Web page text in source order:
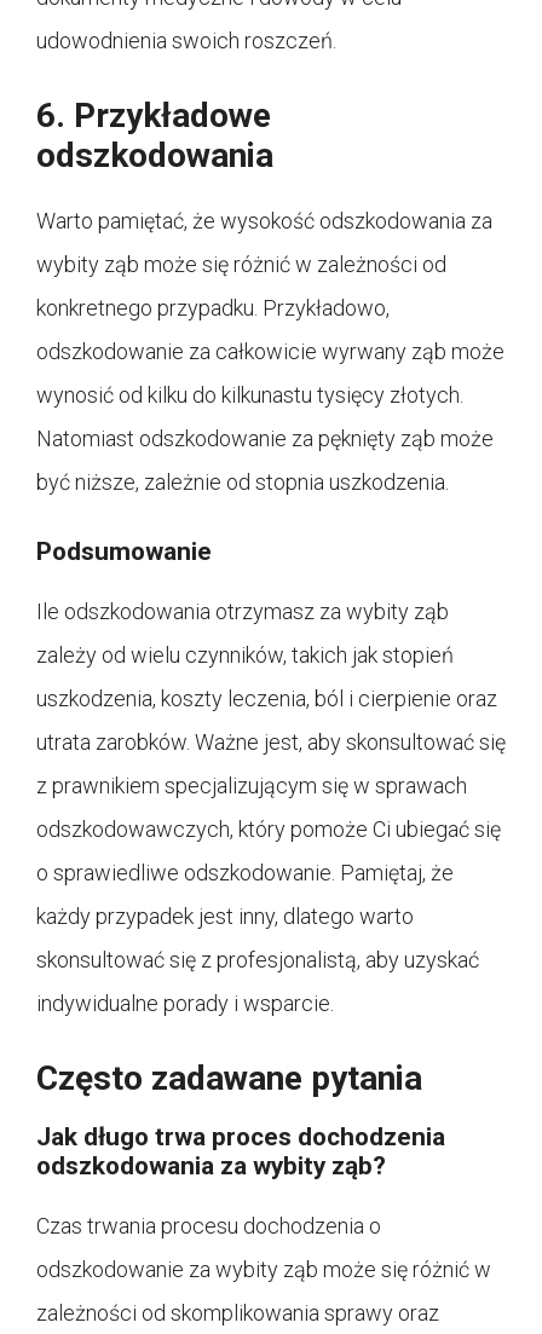
udowodnienia swoich roszczeń.
6. Przykładowe
odszkodowania
Warto pamiętać, że wysokość odszkodowania za
wybity ząb może się różnić w zależności od
konkretnego przypadku. Przykładowo,
odszkodowanie za całkowicie wyrwany ząb może
wynosić od kilku do kilkunastu tysięcy złotych.
Natomiast odszkodowanie za pęknięty ząb może
być niższe, zależnie od stopnia uszkodzenia.
Podsumowanie
Ile odszkodowania otrzymasz za wybity ząb
zależy od wielu czynników, takich jak stopień
uszkodzenia, koszty leczenia, ból i cierpienie oraz
utrata zarobków. Ważne jest, aby skonsultować się
z prawnikiem specjalizującym się w sprawach
odszkodowawczych, który pomoże Ci ubiegać się
o sprawiedliwe odszkodowanie. Pamiętaj, że
każdy przypadek jest inny, dlatego warto
skonsultować się z profesjonalistą, aby uzyskać
indywidualne porady i wsparcie.
Często zadawane pytania
Jak długo trwa proces dochodzenia
odszkodowania za wybity ząb?
Czas trwania procesu dochodzenia o
odszkodowanie za wybity ząb może się różnić w
zależności od skomplikowania sprawy oraz